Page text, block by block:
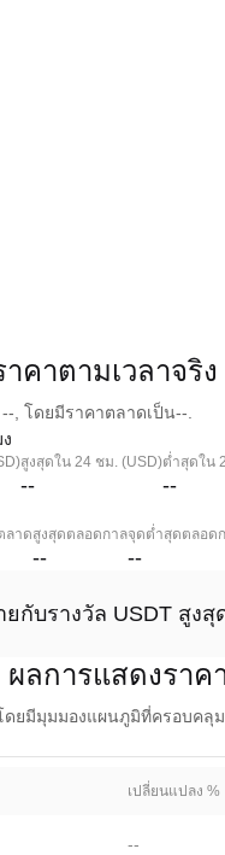
คาตามเวลาจริง
, โดยมีราคาตลาดเป็น--.
สูงสุดใน 24 ชม. (USD)
--
ต่ำสุดใน
--
ลาดสูงสุดตลอดกาล
--
จุดต่ำสุดตลอด
--
กับรางวัล USDT สูงสุ
ผลการแสดงราค
ดยมีมุมมองแผนภูมิที่ครอบค
เปลี่ยนแปลง %
--